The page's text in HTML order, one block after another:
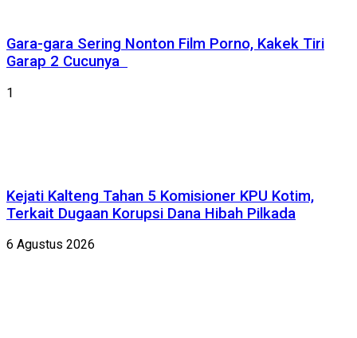
Gara-gara Sering Nonton Film Porno, Kakek Tiri
Garap 2 Cucunya
1
Kejati Kalteng Tahan 5 Komisioner KPU Kotim,
Terkait Dugaan Korupsi Dana Hibah Pilkada
6 Agustus 2026